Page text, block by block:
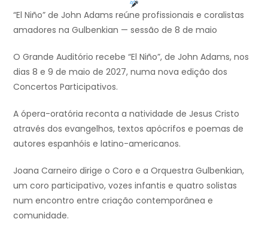
“El Niño” de John Adams reúne profissionais e coralistas
amadores na Gulbenkian — sessão de 8 de maio
O Grande Auditório recebe “El Niño”, de John Adams, nos
dias 8 e 9 de maio de 2027, numa nova edição dos
Concertos Participativos.
A ópera-oratória reconta a natividade de Jesus Cristo
através dos evangelhos, textos apócrifos e poemas de
autores espanhóis e latino-americanos.
Joana Carneiro dirige o Coro e a Orquestra Gulbenkian,
um coro participativo, vozes infantis e quatro solistas
num encontro entre criação contemporânea e
comunidade.